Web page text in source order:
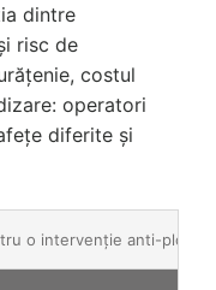
dintre
risc de
costul
operatori
diferite și
o intervenție anti-